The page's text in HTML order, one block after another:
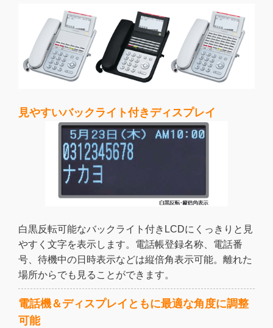
見やすいバックライト付きディスプレイ
白黒反転可能なバックライト付きLCDにくっきりと見
やすく文字を表示します。電話帳登録名称、電話番
号、待機中の日時表示などは縦倍角表示可能。離れた
場所からでも見ることができます。
電話機＆ディスプレイともに最適な角度に調整
可能